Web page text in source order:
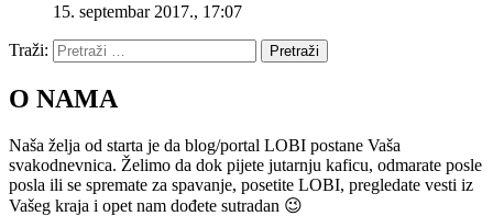
15. septembar 2017., 17:07
Traži: Pretraži
O NAMA
Naša želja od starta je da blog/portal LOBI postane Vaša
svakodnevnica. Želimo da dok pijete jutarnju kaficu, odmarate posle
posla ili se spremate za spavanje, posetite LOBI, pregledate vesti iz
Vašeg kraja i opet nam dođete sutradan 😉